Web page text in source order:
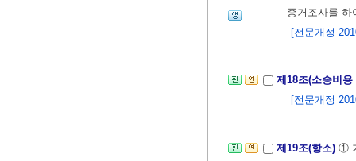
증거조사를
[전문개정
제18조(소송비
[전문개정
제19조(항소) ①